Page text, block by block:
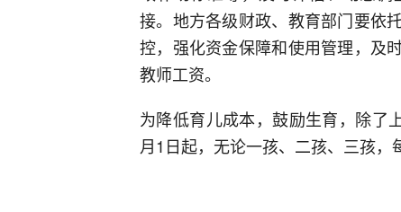
接。地方各级财政、教育部门要依
控，强化资金保障和使用管理，及
教师工资。
为降低育儿成本，鼓励生育，除了
月1日起，无论一孩、二孩、三孩，